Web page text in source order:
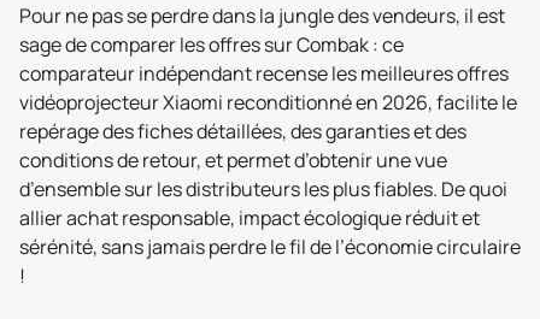
Pour ne pas se perdre dans la jungle des vendeurs, il est
sage de comparer les offres sur Combak : ce
comparateur indépendant recense les meilleures offres
vidéoprojecteur Xiaomi reconditionné en 2026, facilite le
repérage des fiches détaillées, des garanties et des
conditions de retour, et permet d’obtenir une vue
d’ensemble sur les distributeurs les plus fiables. De quoi
allier achat responsable, impact écologique réduit et
sérénité, sans jamais perdre le fil de l’économie circulaire
!